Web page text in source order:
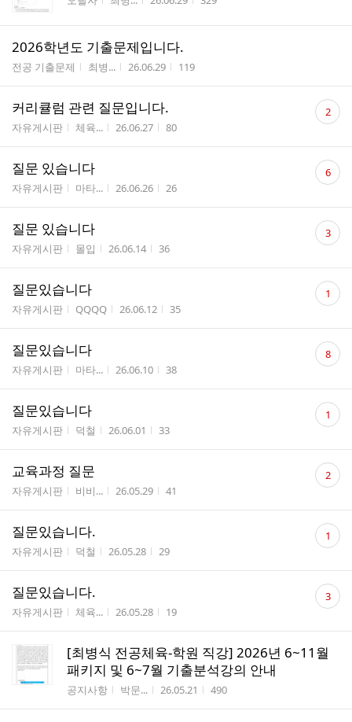
2026학년도 기출문제입니다.
게시판명
전공 기출문제 작성자
최병... 작성시간
26.06.29 조회수
119
커리큘럼 관련 질문입니다.
게시판명
자유게시판 작성자
체육... 작성시간
26.06.27 조회수
80
댓
글 2
질문 있습니다
게시판명
자유게시판 작성자
마타... 작성시간
26.06.26 조회수
26
댓
글 6
질문 있습니다
게시판명
자유게시판 작성자
몰입 작성시간
26.06.14 조회수
36
댓
글 3
질문있습니다
게시판명
자유게시판 작성자
QQQQ 작성시간
26.06.12 조회수
35
댓
글 1
질문있습니다
게시판명
자유게시판 작성자
마타... 작성시간
26.06.10 조회수
38
댓
글 8
질문있습니다
게시판명
자유게시판 작성자
덕철 작성시간
26.06.01 조회수
33
댓
글 1
교육과정 질문
게시판명
자유게시판 작성자
비비... 작성시간
26.05.29 조회수
41
댓
글 2
질문있습니다.
게시판명
자유게시판 작성자
덕철 작성시간
26.05.28 조회수
29
댓
글 1
질문있습니다.
게시판명
자유게시판 작성자
체육... 작성시간
26.05.28 조회수
19
댓
글 3
[최병식 전공체육-학원 직강] 2026년 6~11월
패키지 및 6~7월 기출분석강의 안내
게시판명
공지사항 작성자
박문... 작성시간
26.05.21 조회수
490